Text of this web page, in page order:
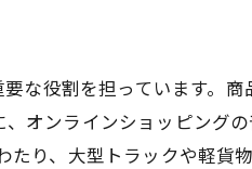
な役割を担っています。
オンラインショッピング
り、大型トラックや軽